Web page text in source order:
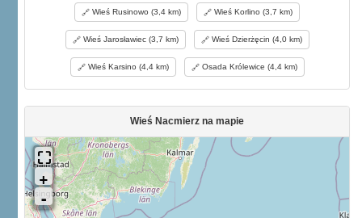
Wieś Rusinowo (3,4 km) Wieś Korlino (3,7 km)
Wieś Jarosławiec (3,7 km) Wieś Dzierżęcin (4,0 km)
Wieś Karsino (4,4 km) Osada Królewice (4,4 km)
Wieś Nacmierz na mapie